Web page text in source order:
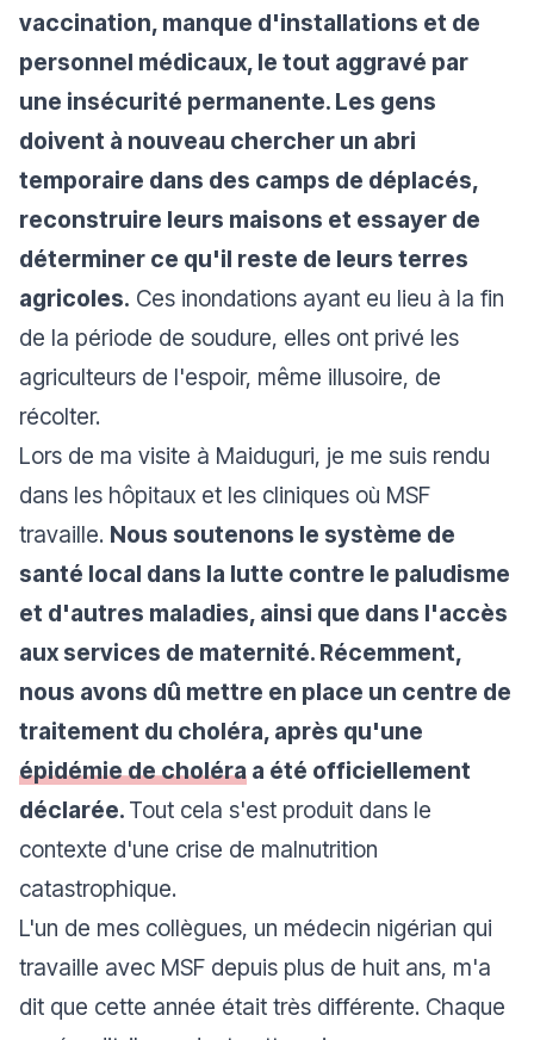
vaccination, manque d'installations et de
personnel médicaux, le tout aggravé par
une insécurité permanente. Les gens
doivent à nouveau chercher un abri
temporaire dans des camps de déplacés,
reconstruire leurs maisons et essayer de
déterminer ce qu'il reste de leurs terres
agricoles. Ces inondations ayant eu lieu à la fin
de la période de soudure, elles ont privé les
agriculteurs de l'espoir, même illusoire, de
récolter.
Lors de ma visite à Maiduguri, je me suis rendu
dans les hôpitaux et les cliniques où MSF
travaille. Nous soutenons le système de
santé local dans la lutte contre le paludisme
et d'autres maladies, ainsi que dans l'accès
aux services de maternité. Récemment,
nous avons dû mettre en place un centre de
traitement du choléra, après qu'une
épidémie de choléra a été officiellement
déclarée. Tout cela s'est produit dans le
contexte d'une crise de malnutrition
catastrophique.
L'un de mes collègues, un médecin nigérian qui
travaille avec MSF depuis plus de huit ans, m'a
dit que cette année était très différente. Chaque